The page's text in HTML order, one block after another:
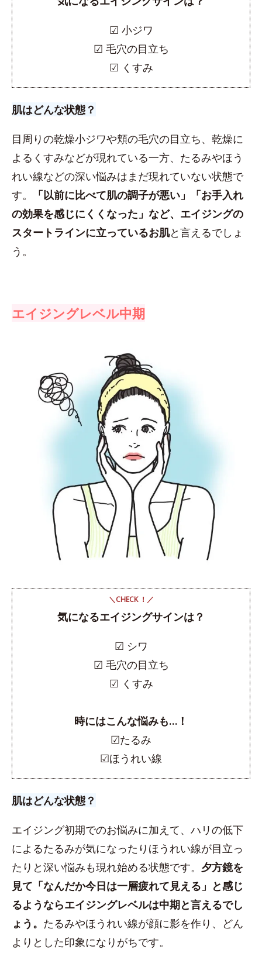
☑︎ 小ジワ
☑︎ 毛穴の目立ち
☑︎ くすみ
肌はどんな状態？
目周りの乾燥小ジワや頬の毛穴の目立ち、乾燥に
よるくすみなどが現れている一方、たるみやほう
れい線などの深い悩みはまだ現れていない状態で
す。
「以前に比べて肌の調子が悪い」「お手入れ
の効果を感じにくくなった」など、エイジングの
スタートラインに立っているお肌と言えるでしょ
う。
エイジングレベル中期
＼CHECK ！／
気になるエイジングサインは？
☑︎ シワ
☑︎ 毛穴の目立ち
☑︎ くすみ
時にはこんな悩みも…！
☑︎たるみ
☑︎ほうれい線
肌はどんな状態？
エイジング初期でのお悩みに加えて、ハリの低下
によるたるみが気になったりほうれい線が目立っ
たりと深い悩みも現れ始める状態です。 夕方鏡を
見て「なんだか今日は一層疲れて見える」と感じ
るようならエイジングレベルは中期と言えるでし
ょう。 たるみやほうれい線が顔に影を作り、どん
よりとした印象になりがちです。